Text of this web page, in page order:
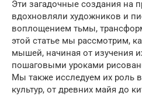
Эти загадочные создания на
вдохновляли художников и
воплощением тьмы,
этой статье мы рассмотрим,
мышей, начиная от изучения
пошаговыми уроками
Мы также исследуем их роль
культур, от древних майя до